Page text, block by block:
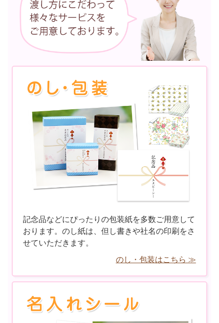
記念品などにぴったりの包装紙を多数ご用意して
おります。のし紙は、但し書きや社名の印刷をさ
せていただきます。
のし・包装はこちら ≫